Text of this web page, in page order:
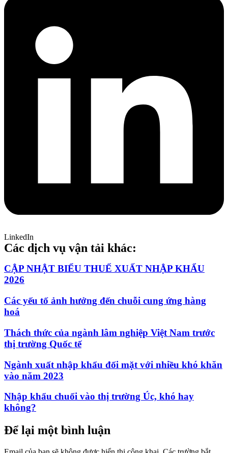
LinkedIn
Các dịch vụ vận tải khác:
CẬP NHẬT BIỂU THUẾ XUẤT NHẬP KHẨU
2026
Các yếu tố ảnh hưởng đến chuỗi cung ứng hàng
hoá
Thách thức của ngành lâm nghiệp Việt Nam trước
thị trường Quốc tế
Ngành xuất nhập khẩu đối mặt với nhiều khó khăn
vào năm 2023
Nhập khẩu chuối vào thị trường Úc, khó hay
không?
Để lại một bình luận